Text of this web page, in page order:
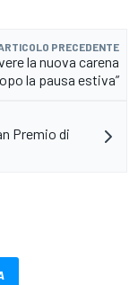
PRECEDENTE
la nuova carena
la pausa estiva”
Premio di